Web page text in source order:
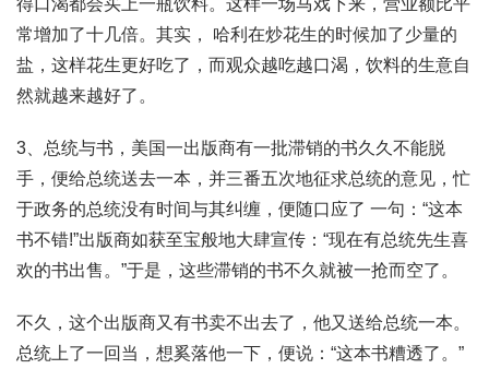
得口渴都会买上一瓶饮料。这样一场马戏下来，营业额比平
常增加了十几倍。其实， 哈利在炒花生的时候加了少量的
盐，这样花生更好吃了，而观众越吃越口渴，饮料的生意自
然就越来越好了。
3、总统与书，美国一出版商有一批滞销的书久久不能脱
手，便给总统送去一本，并三番五次地征求总统的意见，忙
于政务的总统没有时间与其纠缠，便随口应了 一句：“这本
书不错!”出版商如获至宝般地大肆宣传：“现在有总统先生喜
欢的书出售。”于是，这些滞销的书不久就被一抢而空了。
不久，这个出版商又有书卖不出去了，他又送给总统一本。
总统上了一回当，想奚落他一下，便说：“这本书糟透了。”